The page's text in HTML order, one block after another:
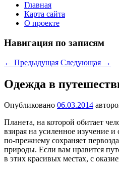
Главная
Карта сайта
О проекте
Навигация по записям
← Предыдущая Следующая →
Одежда в
Опубликовано 06.03.2014
Планета, на которой обитает
взирая на усиленное изучение
по-прежнему сохраняет
природы. Если вам нравится
в этих красивых местах, с